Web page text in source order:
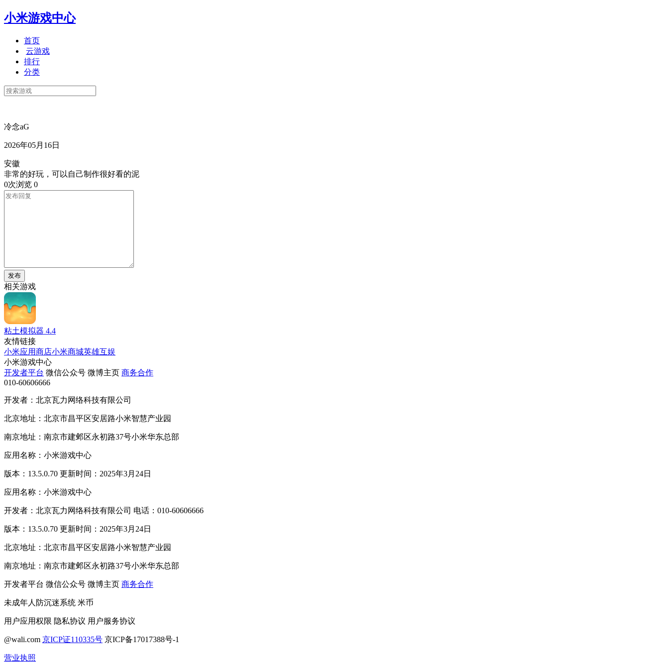
小米游戏中心
首页
云游戏
排行
分类
冷念aG
2026年05月16日
安徽
非常的好玩，可以自己制作很好看的泥
0次浏览 0
发布
相关游戏
粘土模拟器 4.4
友情链接
小米应用商店小米商城英雄互娱
小米游戏中心
开发者平台 微信公众号 微博主页 商务合作
010-60606666
开发者：北京瓦力网络科技有限公司
北京地址：北京市昌平区安居路小米智慧产业园
南京地址：南京市建邺区永初路37号小米华东总部
应用名称：小米游戏中心
版本：13.5.0.70 更新时间：2025年3月24日
应用名称：小米游戏中心
开发者：北京瓦力网络科技有限公司 电话：010-60606666
版本：13.5.0.70 更新时间：2025年3月24日
北京地址：北京市昌平区安居路小米智慧产业园
南京地址：南京市建邺区永初路37号小米华东总部
开发者平台 微信公众号 微博主页 商务合作
未成年人防沉迷系统 米币
用户应用权限 隐私协议 用户服务协议
@wali.com 京ICP证110335号 京ICP备17017388号-1
营业执照